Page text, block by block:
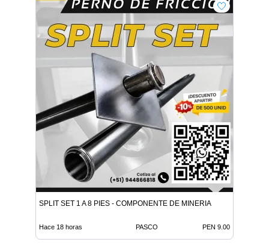
SPLIT SET 1 A 8 PIES - COMPONENTE DE MINERIA
Hace 18 horas PASCO PEN 9.00